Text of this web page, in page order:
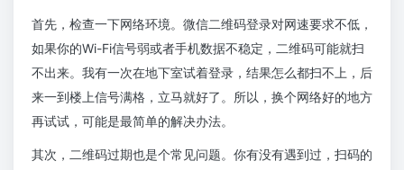
首先，检查一下网络环境。微信二维码登录对网速要求不低，
如果你的Wi-Fi信号弱或者手机数据不稳定，二维码可能就扫
不出来。我有一次在地下室试着登录，结果怎么都扫不上，后
来一到楼上信号满格，立马就好了。所以，换个网络好的地方
再试试，可能是最简单的解决办法。
其次，二维码过期也是个常见问题。你有没有遇到过，扫码的